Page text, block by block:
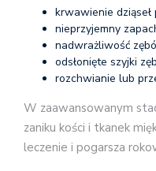
krwawienie
nieprzyjemny
nadwrażliwość
odsłonięte szyjki
rozchwianie lub
W zaawansowanym
zaniku kości i tkanek
leczenie i pogarsza